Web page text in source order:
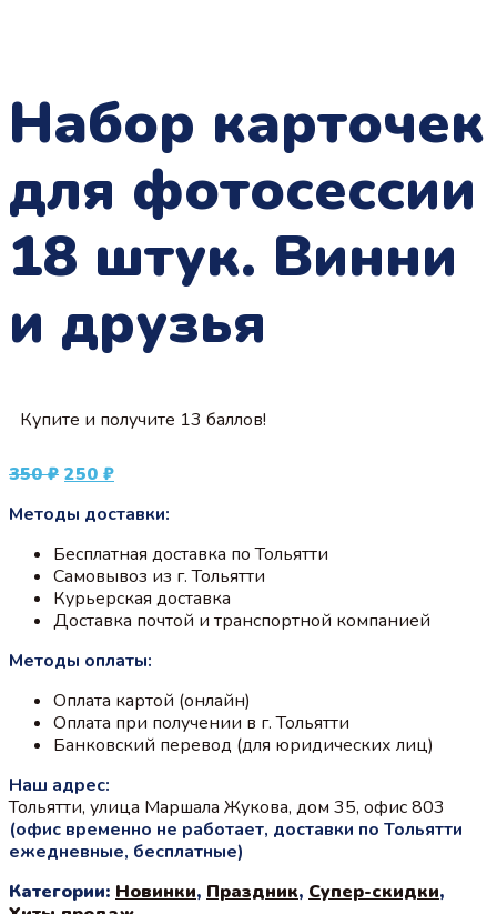
Набор карточек
для фотосессии
18 штук. Винни
и друзья
Купите и получите 13 баллов!
350₽ Первоначальная
составляла
250 ₽Текущая
250 ₽.
Методы доставки:
Бесплатная доставка по Тольятти
Самовывоз из г. Тольятти
Курьерская доставка
Доставка почтой и транспортной компанией
Методы оплаты:
Оплата картой (онлайн)
Оплата при получении в г. Тольятти
Банковский перевод (для юридических лиц)
Наш адрес:
Тольятти, улица Маршала Жукова, дом 35, офис 803
(офис временно не работает, доставки по Тольятти
ежедневные, бесплатные)
Категории: Новинки, Праздник, Супер-скидки,